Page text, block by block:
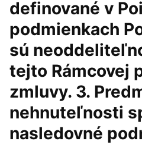
definované v
podmienkach
sú
tejto Rámcovej
zmluvy. 3.
nehnuteľnosti
nasledovné